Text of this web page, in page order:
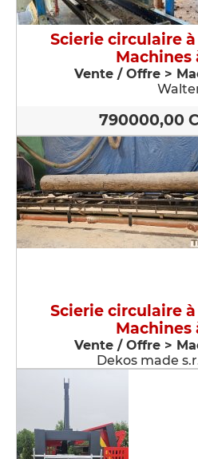
Scierie circulaire
Machines
Vente / Offre >
790000,00
Scierie circulaire
Machines
Vente / Offre >
Dekos made